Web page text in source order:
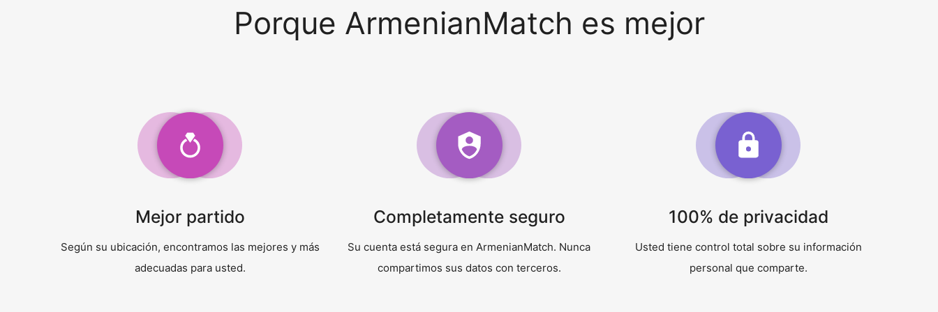
Porque ArmenianMatch es mejor
Mejor partido
Según su ubicación, encontramos las mejores y más
adecuadas para usted.
Completamente seguro
Su cuenta está segura en ArmenianMatch. Nunca
compartimos sus datos con terceros.
100% de privacidad
Usted tiene control total sobre su información
personal que comparte.